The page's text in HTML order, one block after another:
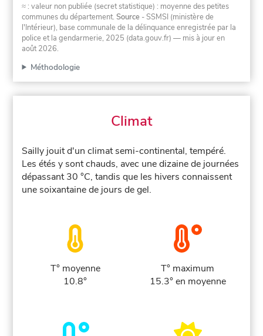
≈ : valeur non publiée (secret statistique) : moyenne des petites
communes du département.Source - SSMSI (ministère de
l'Intérieur), base communale de la délinquance enregistrée par la
police et la gendarmerie, 2025 (data.gouv.fr) — mis à jour en
août 2026.
Méthodologie
Climat
Sailly jouit d'un climat semi-continental, tempéré.
Les étés y sont chauds, avec une dizaine de journées
dépassant 30 °C, tandis que les hivers connaissent
une soixantaine de jours de gel.
T° moyenne
10.8°
T° maximum
15.3° en moyenne